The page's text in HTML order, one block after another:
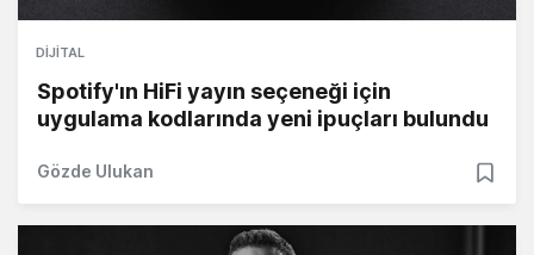
DIJITAL
Spotify'ın HiFi yayın seçeneği için
uygulama kodlarında yeni ipuçları bulundu
Gözde Ulukan